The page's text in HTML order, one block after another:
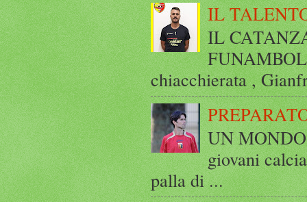
IL
IL
chiacchierata ,
UN
giovani
palla di ...